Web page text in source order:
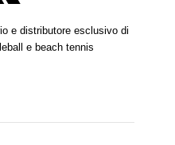
e distributore esclusivo di
e beach tennis